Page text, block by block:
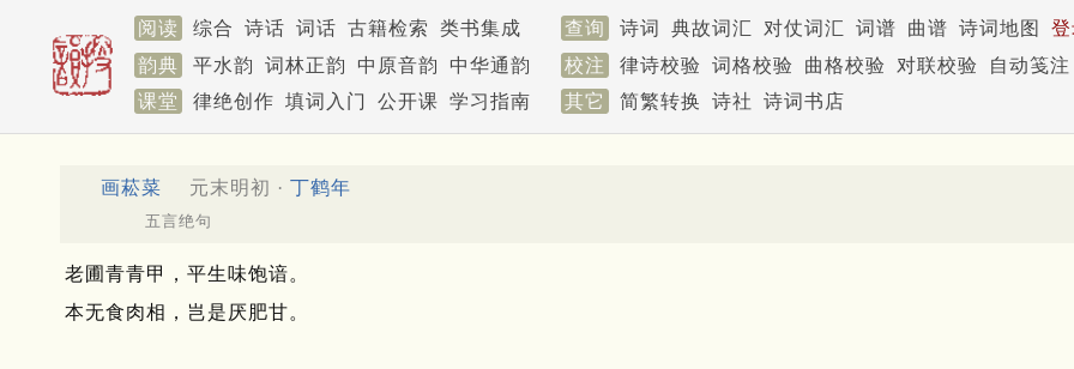
阅读 综合 诗话 词话 古籍检索 类书集成 查询 诗词 典故词汇 对仗词汇 词谱 曲谱 诗词地图
韵典
平水韵 词林正韵 中原音韵 中华通韵 校注 律诗校验 词格校验 曲格校验 对联校验
自动笺注
课堂
律绝创作 填词入门 公开课 学习指南 其它 简繁转换 诗社 诗词书店
画菘菜 元末明初 · 丁鹤年
五言绝句
老圃青青甲，平生味饱谙。
本无食肉相，岂是厌肥甘。